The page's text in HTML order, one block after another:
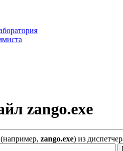
zango.exe
zango.exe) из